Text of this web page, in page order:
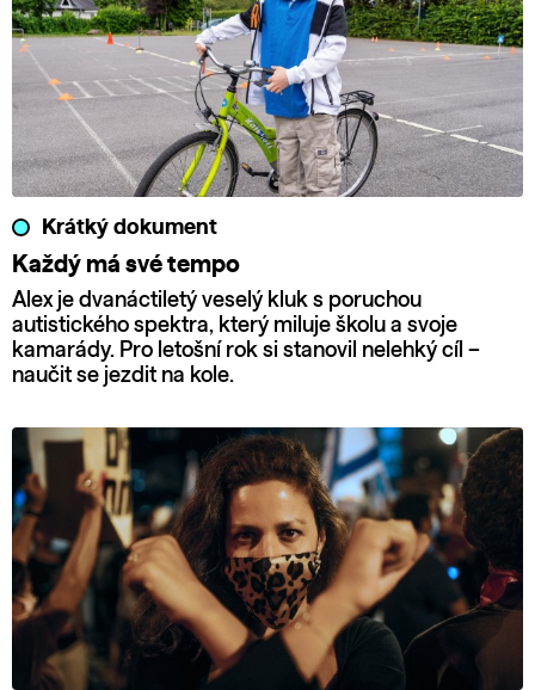
Krátký dokument
Každý má své tempo
Alex je dvanáctiletý veselý kluk s poruchou
autistického spektra, který miluje školu a svoje
kamarády. Pro letošní rok si stanovil nelehký cíl –
naučit se jezdit na kole.